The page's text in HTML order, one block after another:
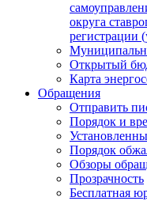
округа
регистрации
Открытый
Карта
Обращения
Отправить
Порядок и
Порядок
Обзоры
Прозрачность
Бесплатная